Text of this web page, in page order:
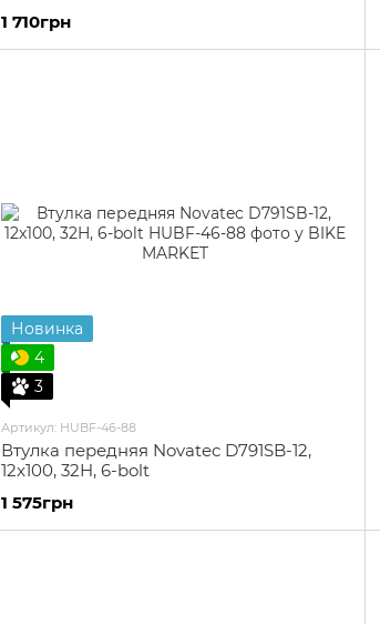
1 710грн
Новинка
4
3
Артикул: HUBF-46-88
Втулка передняя Novatec D791SB-12,
12x100, 32H, 6-bolt
1 575грн